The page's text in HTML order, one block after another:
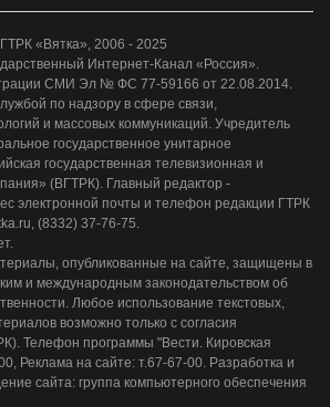
«Вятка», 2006 - 2025
Интернет-Канал «Россия».
СМИ Эл № ФС 77-59166 от 22.08.2014.
по надзору в сфере связи,
и массовых коммуникаций. Учредитель
государственное унитарное
государственная телевизионная и
(ВГТРК). Главный редактор -
электронной почты и телефон редакции ГТРК
(8332) 37-76-75.
опубликованные на сайте, защищены в
и международным законодательством об
Любое использование текстовых,
возможно только с согласия
Телефон программы "Вести. Кировская
Реклама на сайте: т.67-67-00. Разработка и
сайта: группа компьютерного обеспечения